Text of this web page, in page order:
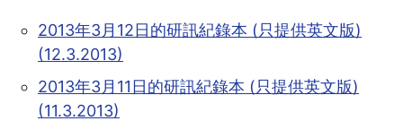
2013年3月12日的研訊紀錄本 (只提供英文版)
(12.3.2013)
2013年3月11日的研訊紀錄本 (只提供英文版)
(11.3.2013)